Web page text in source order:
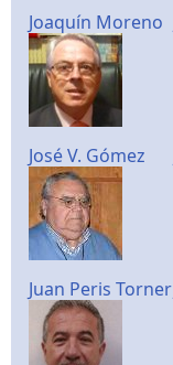
Joaquín Moreno
José V. Gómez
Juan Peris Torner